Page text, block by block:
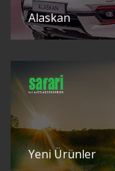
Alaskan
Yeni Ürünler